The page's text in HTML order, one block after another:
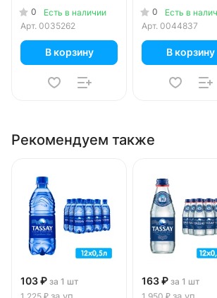
шт. в уп.
0
Есть в наличии
Арт. 0035262
В корзину
0
Есть в
Арт. 0044837
В корзину
Рекомендуем также
103 ₽ за 1 шт
за уп
163 ₽ за 1 шт
за уп